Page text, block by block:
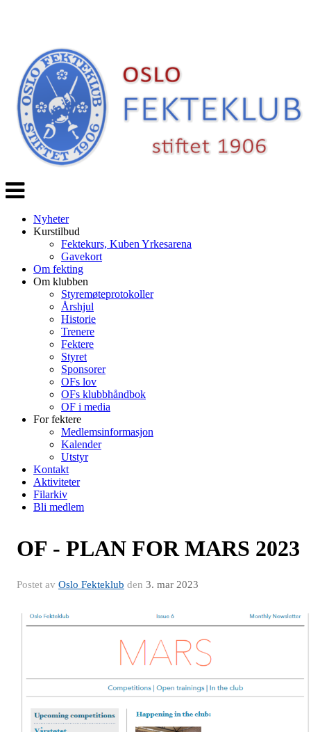
Veksle
navigasjon
Nyheter
Kurstilbud
Fektekurs, Kuben Yrkesarena
Gavekort
Om fekting
Om klubben
Styremøteprotokoller
Årshjul
Historie
Trenere
Fektere
Styret
Sponsorer
OFs lov
OFs klubbhåndbok
OF i media
For fektere
Medlemsinformasjon
Kalender
Utstyr
Kontakt
Aktiviteter
Filarkiv
Bli medlem
OF - PLAN FOR MARS 2023
Postet av Oslo Fekteklub den 3. mar 2023